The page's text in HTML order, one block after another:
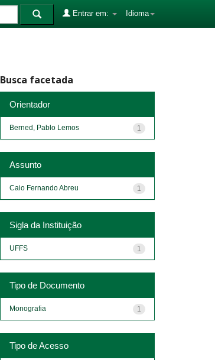
Idioma
Entrar em:
Busca facetada
Orientador
1
Berned, Pablo Lemos
Assunto
1
Caio Fernando Abreu
Sigla da Instituição
1
UFFS
Tipo de Documento
1
Monografia
Tipo de Acesso